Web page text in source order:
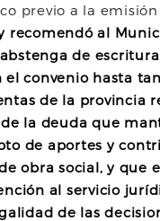
previo a la
recomendó al
de
el convenio hasta
de la provincia
la deuda que
de aportes y
obra social, y que
al servicio
de las